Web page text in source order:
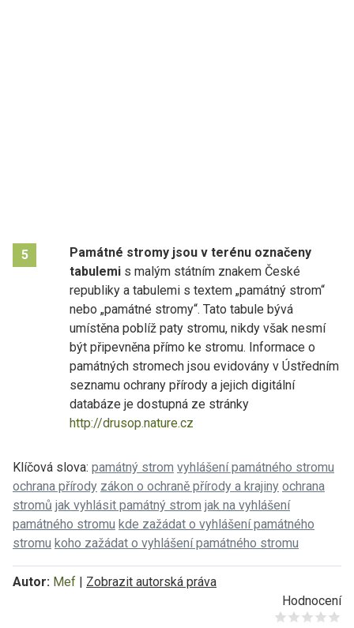
5
Památné stromy jsou v terénu označeny
tabulemi s malým státním znakem České
republiky a tabulemi s textem „památný strom“
nebo „památné stromy“. Tato tabule bývá
umístěna poblíž paty stromu, nikdy však nesmí
být připevněna přímo ke stromu. Informace o
památných stromech jsou evidovány v Ústředním
seznamu ochrany přírody a jejich digitální
databáze je dostupná ze stránky
http://drusop.nature.cz
Klíčová slova: památný strom vyhlášení památného stromu
ochrana přírody zákon o ochraně přírody a krajiny ochrana
stromů jak vyhlásit památný strom jak na vyhlášení
památného stromu kde zažádat o vyhlášení památného
stromu koho zažádat o vyhlášení památného stromu
Autor: Mef | Zobrazit autorská práva
Hodnocení
Give it 1/5
Give it 2/5
Give it 3/5
Give it 4/5
Give it 5/5